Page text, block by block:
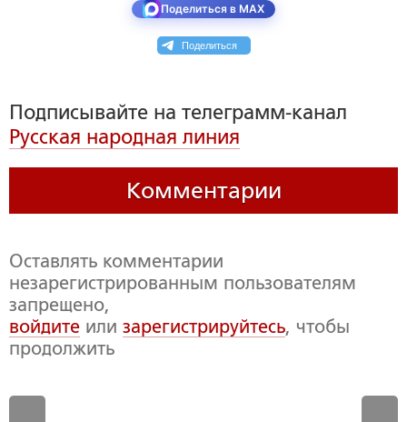
Поделиться в MAX
Поделиться
Подписывайте на телеграмм-канал
Русская народная линия
Комментарии
Оставлять комментарии
незарегистрированным пользователям
запрещено,
войдите или зарегистрируйтесь, чтобы
продолжить